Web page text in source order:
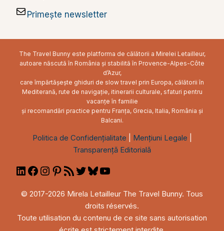
Primește newsletter
The Travel Bunny este platforma de călătorii a Mirelei Letailleur,
autoare născută în România și stabilită în Provence-Alpes-Côte
d’Azur,
care împărtășește ghiduri de slow travel prin Europa, călătorii în
Mediterană, rute de navigație, itinerarii culturale, sfaturi pentru
vacanțe în familie
și recomandări practice pentru Franța, Grecia, Italia, România și
Balcani.
Politica de Confidențialitate Mențiuni Legale
Transparență Editorială
LinkedIn
Facebook
Instagram
Pinterest
RSSTwitterBluesky
© 2017-2026 Mirela Letailleur The Travel Bunny. Tous
droits réservés.
Toute utilisation du contenu de ce site sans autorisation